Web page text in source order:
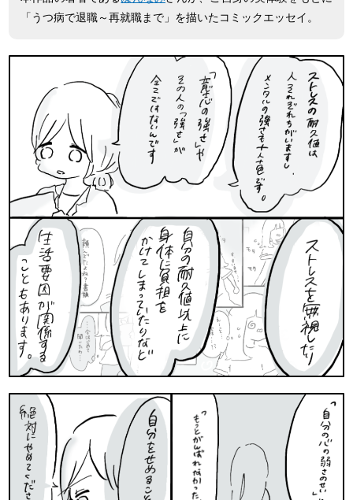
「うつ病で退職～再就職まで」を描いたコミックエッセイ。